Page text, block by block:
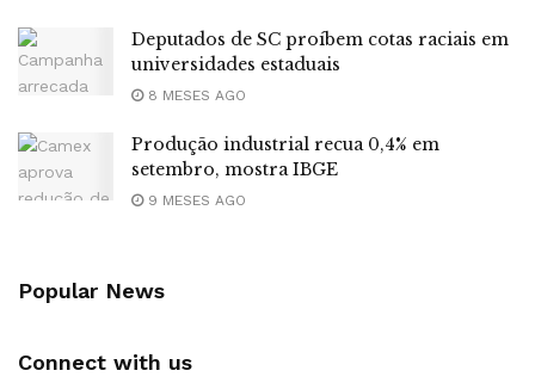
Deputados de SC proíbem cotas raciais em
universidades estaduais
8 MESES AGO
Produção industrial recua 0,4% em
setembro, mostra IBGE
9 MESES AGO
Popular News
Connect with us